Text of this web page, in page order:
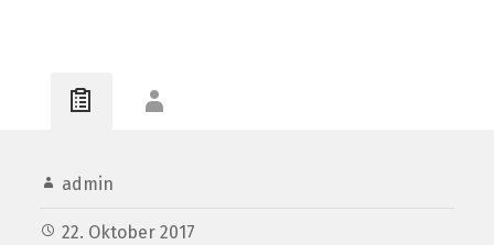
admin
22. Oktober 2017